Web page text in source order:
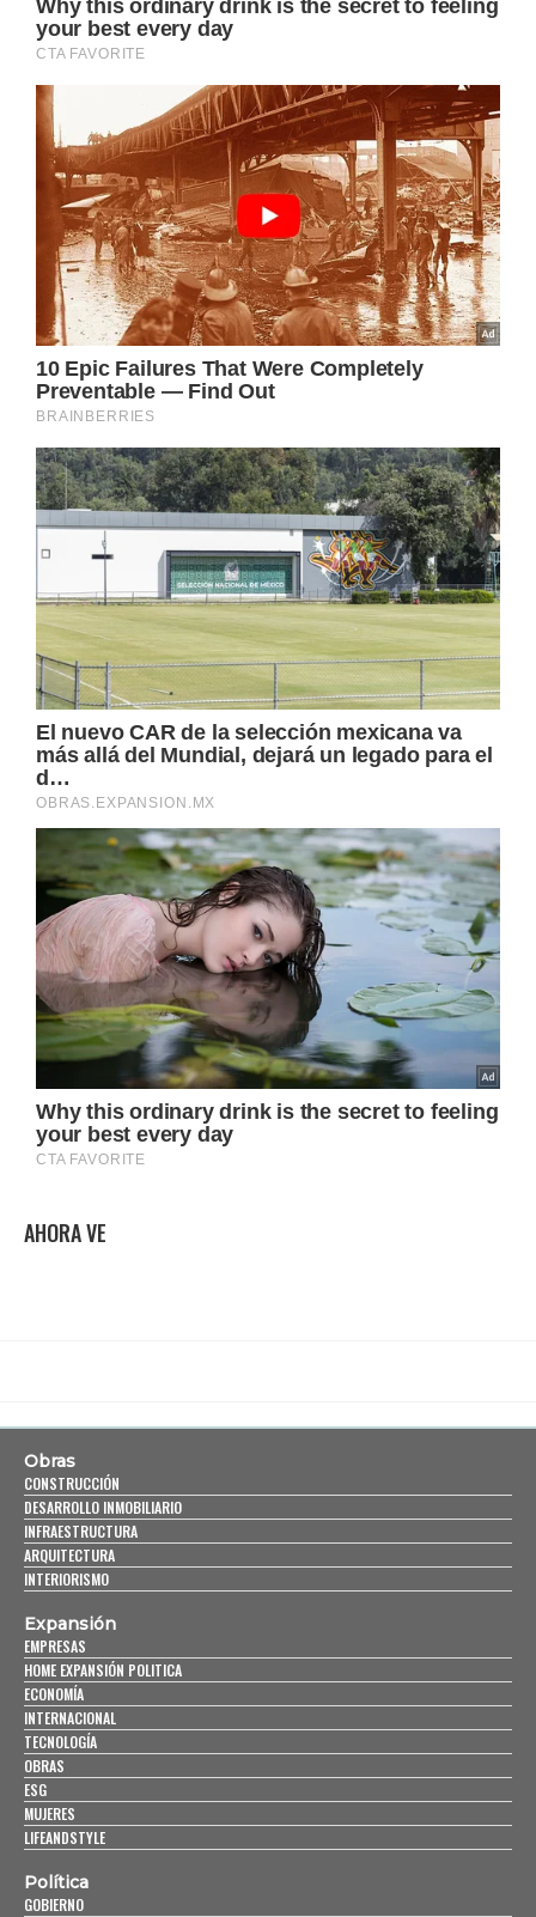
AHORA VE
Obras
CONSTRUCCIÓN
DESARROLLO INMOBILIARIO
INFRAESTRUCTURA
ARQUITECTURA
INTERIORISMO
Expansión
EMPRESAS
HOME EXPANSIÓN POLITICA
ECONOMÍA
INTERNACIONAL
TECNOLOGÍA
OBRAS
ESG
MUJERES
LIFEANDSTYLE
Política
GOBIERNO